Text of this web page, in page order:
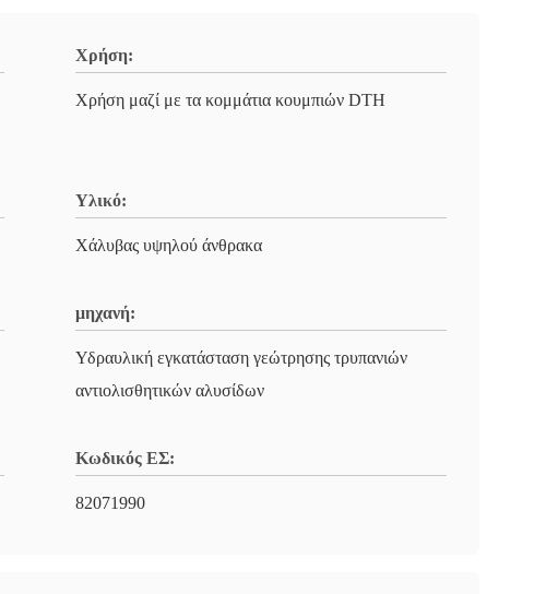
Χρήση:
Χρήση μαζί με τα κομμάτια κουμπιών DTH
Υλικό:
Χάλυβας υψηλού άνθρακα
μηχανή:
Υδραυλική εγκατάσταση γεώτρησης τρυπανιών
αντιολισθητικών αλυσίδων
Κωδικός ΕΣ:
82071990